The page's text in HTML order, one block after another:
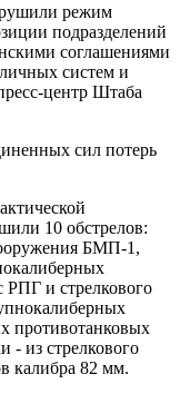
режим
подразделений
соглашениями
систем и
центр Штаба
сил потерь
10 обстрелов:
БМП-1,
РПГ и стрелкового
противотанковых
- из стрелкового
калибра 82 мм.